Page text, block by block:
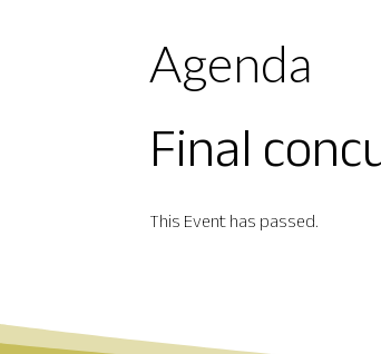
Agenda
Final
This Event has passed.